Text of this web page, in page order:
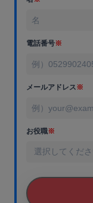
電話番号※
メールアドレス※
お役職※